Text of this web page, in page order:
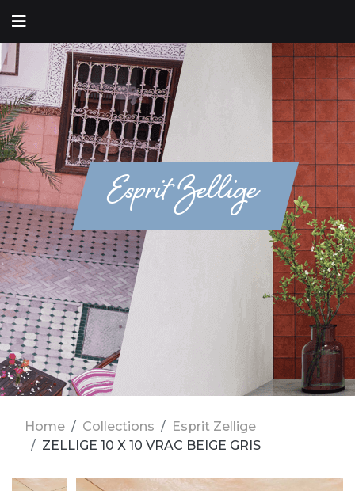
Esprit Zellige
Home Collections
Esprit Zellige
ZELLIGE 10 X 10 VRAC BEIGE GRIS